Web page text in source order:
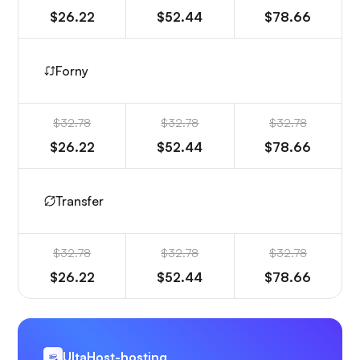
$26.22 $52.44 $78.66
Forny
$32.78
$26.22
$32.78
$52.44
$32.78
$78.66
Transfer
$32.78
$26.22
$32.78
$52.44
$32.78
$78.66